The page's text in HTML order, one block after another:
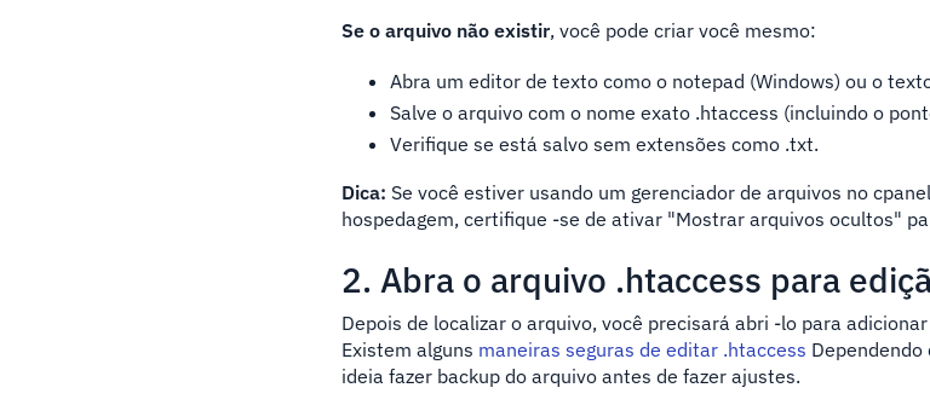
Se o arquivo não existir, você pode criar você mesmo:
Abra um editor de texto como o notepad (Windows) ou o
Salve o arquivo com o nome exato .htaccess (incluindo o
Verifique se está salvo sem extensões como .txt.
Dica: Se você estiver usando um gerenciador de arquivos no
hospedagem, certifique -se de ativar "Mostrar arquivos ocultos"
2. Abra o arquivo .htaccess para
Depois de localizar o arquivo, você precisará abri -lo para
Existem alguns maneiras seguras de editar .htaccess Dependendo
ideia fazer backup do arquivo antes de fazer ajustes.